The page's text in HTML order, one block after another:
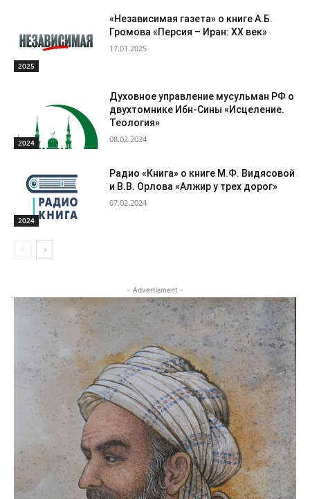
2025
«Независимая газета» о книге А.Б.
Громова «Персия – Иран: ХХ век»
17.01.2025
2024
Духовное управление мусульман РФ о
двухтомнике Ибн-Сины «Исцеление.
Теология»
08.02.2024
2024
Радио «Книга» о книге М.Ф. Видясовой
и В.В. Орлова «Алжир у трех дорог»
07.02.2024
- Advertisment -